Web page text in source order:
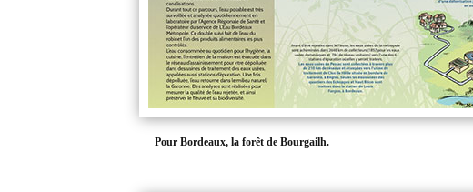
Pour Bordeaux, la forêt de Bourgailh.